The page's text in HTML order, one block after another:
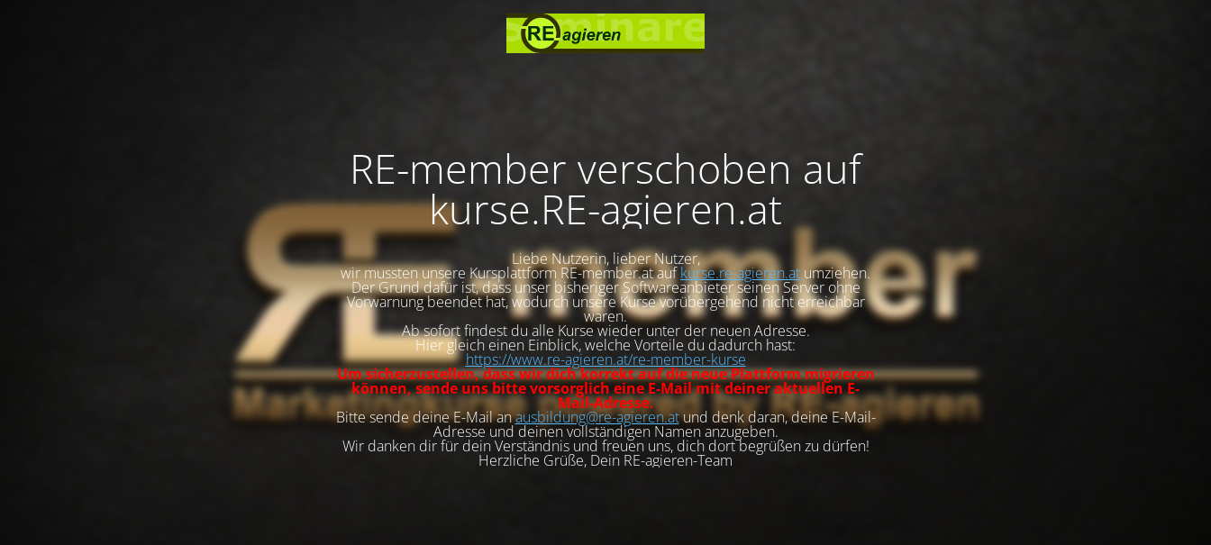
RE-member verschoben auf
kurse.RE-agieren.at
Liebe Nutzerin, lieber Nutzer,
wir mussten unsere Kursplattform RE-member.at aufkurse.re-agieren.at umziehen.
Der Grund dafür ist, dass unser bisheriger Softwareanbieter seinen Server ohne
Vorwarnung beendet hat, wodurch unsere Kurse vorübergehend nicht erreichbar
waren.
Ab sofort findest du alle Kurse wieder unter der neuen Adresse.
Hier gleich einen Einblick, welche Vorteile du dadurch hast:
https://www.re-agieren.at/re-member-kurse
Um sicherzustellen, dass wir dich korrekt auf die neue Plattform migrieren
können, sende uns bitte vorsorglich eine E-Mail mit deiner aktuellen E-
Mail-Adresse.
Bitte sende deine E-Mail anausbildung@re-agieren.atund denk daran, deine E-Mail-
Adresse und deinen vollständigen Namen anzugeben.
Wir danken dir für dein Verständnis und freuen uns, dich dort begrüßen zu dürfen!
Herzliche Grüße, Dein RE-agieren-Team